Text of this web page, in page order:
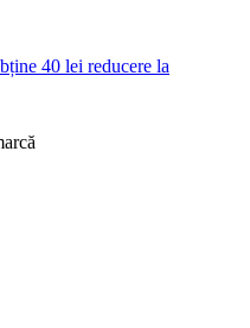
40 lei reducere la